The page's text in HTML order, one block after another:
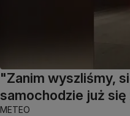
"Zanim wyszliśmy,
samochodzie już się
METEO